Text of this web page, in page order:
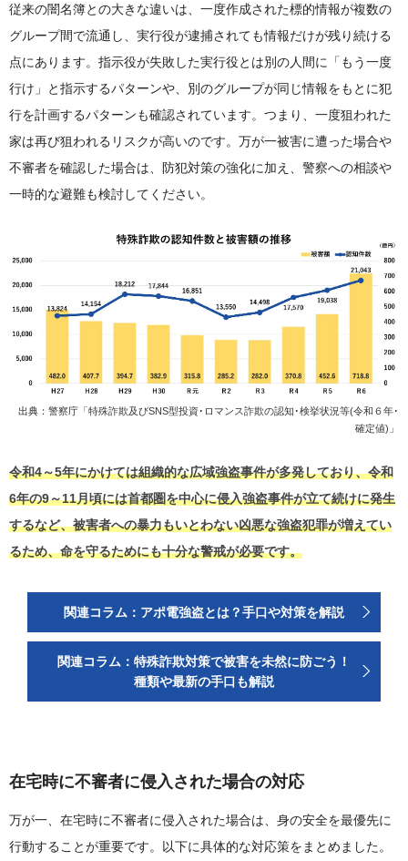
従来の闇名簿との大きな違いは、一度作成された標的情報が複数の
グループ間で流通し、実行役が逮捕されても情報だけが残り続ける
点にあります。指示役が失敗した実行役とは別の人間に「もう一度
行け」と指示するパターンや、別のグループが同じ情報をもとに犯
行を計画するパターンも確認されています。つまり、一度狙われた
家は再び狙われるリスクが高いのです。万が一被害に遭った場合や
不審者を確認した場合は、防犯対策の強化に加え、警察への相談や
一時的な避難も検討してください。
出典： 警察庁「特殊詐欺及びSNS型投資･ロマンス詐欺の認知･検挙状況等(令和６年･
確定値)」
令和4～5年にかけては組織的な広域強盗事件が多発しており、令和
6年の9～11月頃には首都圏を中心に侵入強盗事件が立て続けに発生
するなど、被害者への暴力もいとわない凶悪な強盗犯罪が増えてい
るため、命を守るためにも十分な警戒が必要です。
関連コラム：アポ電強盗とは？手口や対策を解説
関連コラム：特殊詐欺対策で被害を未然に防ごう！
種類や最新の手口も解説
在宅時に不審者に侵入された場合の対応
万が一、在宅時に不審者に侵入された場合は、身の安全を最優先に
行動することが重要です。以下に具体的な対応策をまとめました。